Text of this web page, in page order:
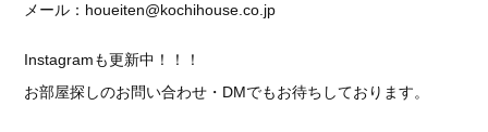
メール：houeiten@kochihouse.co.jp
Instagramも更新中！！！
お部屋探しのお問い合わせ・DMでもお待ちしております。